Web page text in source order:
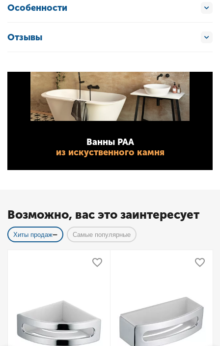
Особенности
Отзывы
Ванны PAA
из искуственного камня
Возможно, вас это заинтересует
Хиты продаж Самые популярные